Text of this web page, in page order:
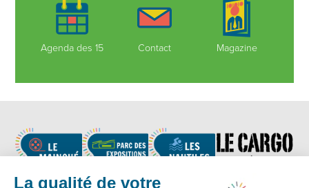
Agenda des 15 Contact Magazine